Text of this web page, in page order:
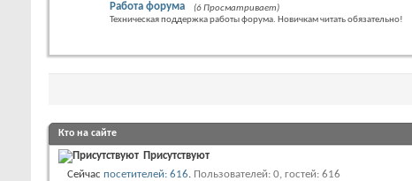
Работа форума
(6 Просматривает)
Техническая поддержка работы форума. Новичкам читать обязательно!
Кто на сайте
Присутствуют
Сейчас посетителей: 616. Пользователей: 0, гостей: 616